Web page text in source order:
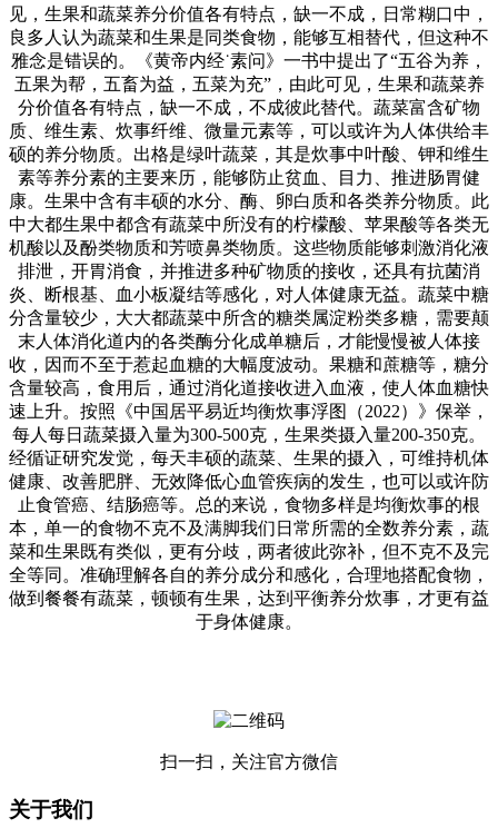
见，生果和蔬菜养分价值各有特点，缺一不成，日常糊口中，
良多人认为蔬菜和生果是同类食物，能够互相替代，但这种不
雅念是错误的。《黄帝内经˙素问》一书中提出了“五谷为养，
五果为帮，五畜为益，五菜为充”，由此可见，生果和蔬菜养
分价值各有特点，缺一不成，不成彼此替代。蔬菜富含矿物
质、维生素、炊事纤维、微量元素等，可以或许为人体供给丰
硕的养分物质。出格是绿叶蔬菜，其是炊事中叶酸、钾和维生
素等养分素的主要来历，能够防止贫血、目力、推进肠胃健
康。生果中含有丰硕的水分、酶、卵白质和各类养分物质。此
中大都生果中都含有蔬菜中所没有的柠檬酸、苹果酸等各类无
机酸以及酚类物质和芳喷鼻类物质。这些物质能够刺激消化液
排泄，开胃消食，并推进多种矿物质的接收，还具有抗菌消
炎、断根基、血小板凝结等感化，对人体健康无益。蔬菜中糖
分含量较少，大大都蔬菜中所含的糖类属淀粉类多糖，需要颠
末人体消化道内的各类酶分化成单糖后，才能慢慢被人体接
收，因而不至于惹起血糖的大幅度波动。果糖和蔗糖等，糖分
含量较高，食用后，通过消化道接收进入血液，使人体血糖快
速上升。按照《中国居平易近均衡炊事浮图（2022）》保举，
每人每日蔬菜摄入量为300-500克，生果类摄入量200-350克。
经循证研究发觉，每天丰硕的蔬菜、生果的摄入，可维持机体
健康、改善肥胖、无效降低心血管疾病的发生，也可以或许防
止食管癌、结肠癌等。总的来说，食物多样是均衡炊事的根
本，单一的食物不克不及满脚我们日常所需的全数养分素，蔬
菜和生果既有类似，更有分歧，两者彼此弥补，但不克不及完
全等同。准确理解各自的养分成分和感化，合理地搭配食物，
做到餐餐有蔬菜，顿顿有生果，达到平衡养分炊事，才更有益
于身体健康。
扫一扫，关注官方微信
关于我们